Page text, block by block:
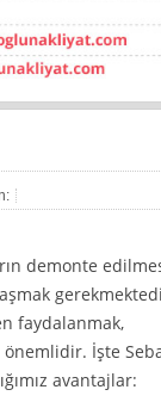
demonte
faydalanmak,
önemlidir. İşte
avantajlar: